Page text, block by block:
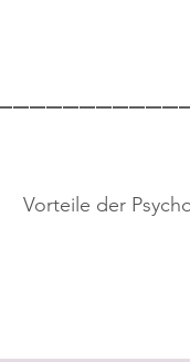
Vorteile der